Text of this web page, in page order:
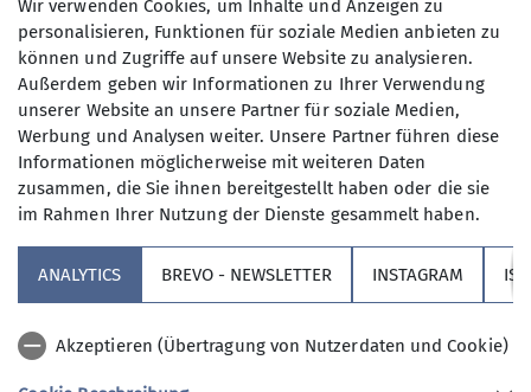
kann. *
Mit (*) markierte Felder
sind Pflichtfelder
Absenden
Sektion
Service
Wir verwenden Cookies, um Inhalte und Anzeigen zu
personalisieren, Funktionen für soziale Medien anbieten zu
können und Zugriffe auf unsere Website zu analysieren.
Außerdem geben wir Informationen zu Ihrer Verwendung
unserer Website an unsere Partner für soziale Medien,
Werbung und Analysen weiter. Unsere Partner führen diese
Informationen möglicherweise mit weiteren Daten
zusammen, die Sie ihnen bereitgestellt haben oder die sie
im Rahmen Ihrer Nutzung der Dienste gesammelt haben.
ANALYTICS BREVO - NEWSLETTER INSTAGRAM
Akzeptieren (Übertragung von Nutzerdaten und Cookie)